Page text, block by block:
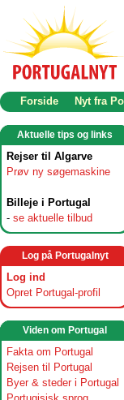
Forside Nyt fra
Aktuelle tips og links
Rejser til Algarve
Prøv ny søgemaskine
Billeje i Portugal
- se aktuelle tilbud
Log på Portugalnyt
Log ind
Opret Portugal-profil
Viden om Portugal
Fakta om Portugal
Rejsen til Portugal
Byer & steder i Portugal